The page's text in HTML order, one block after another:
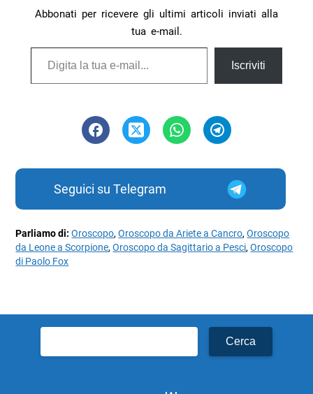
Abbonati per ricevere gli ultimi articoli inviati alla
tua e-mail.
Digita la tua e-mail...
Iscriviti
Seguici su Telegram
Parliamo di:Oroscopo,Oroscopo da Ariete a Cancro,Oroscopo
da Leone a Scorpione,Oroscopo da Sagittario a Pesci,Oroscopo
di Paolo Fox
per: